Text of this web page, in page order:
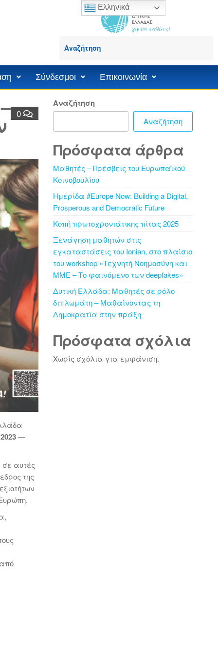
Σύνδεσμοι Επικοινωνία
0
—
σε αυτές
της
Αναζήτηση
Αναζήτηση
Πρόσφατα άρθρα
Μαθητές – Πρέσβεις του Ευρωπαϊκού
Κοινοβουλίου
Ημερίδα #Europe Now: Building a Digital,
Prosperous and Democratic Future
Κοπή πρωτοχρονιάτικης πίτας 2025
Ξενάγηση μαθητών στις
εγκαταστάσεις του Ionian, στο πλαίσιο
του workshop «Τεχνητή Νοημοσύνη και
ΜΜΕ – Το φαινόμενο των deepfakes»
Δυτική Ελλάδα: Μαθητές σε ρόλο
διπλωμάτη – Μαθαίνοντας τη
Δημοκρατία στην πράξη
Πρόσφατα σχόλια
Χωρίς σχόλια για εμφάνιση.
Ελληνικά